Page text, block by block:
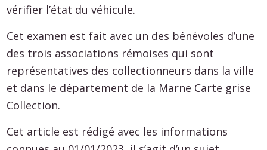
vérifier l’état du véhicule.
Cet examen est fait avec un des bénévoles d’une
des trois associations rémoises qui sont
représentatives des collectionneurs dans la ville
et dans le département de la Marne Carte grise
Collection.
Cet article est rédigé avec les informations